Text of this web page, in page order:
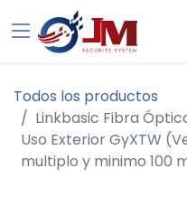
Todos los productos
Linkbasic Fibra
Uso Exterior GyXTW
multiplo y minimo 100